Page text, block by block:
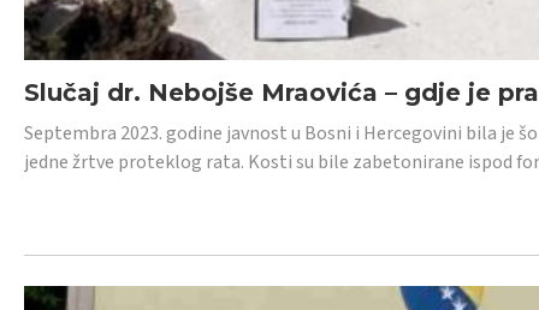
Slučaj dr. Nebojše Mraovića – gdje je
Septembra 2023. godine javnost u Bosni i Hercegovini bila je
jedne žrtve proteklog rata. Kosti su bile zabetonirane ispod